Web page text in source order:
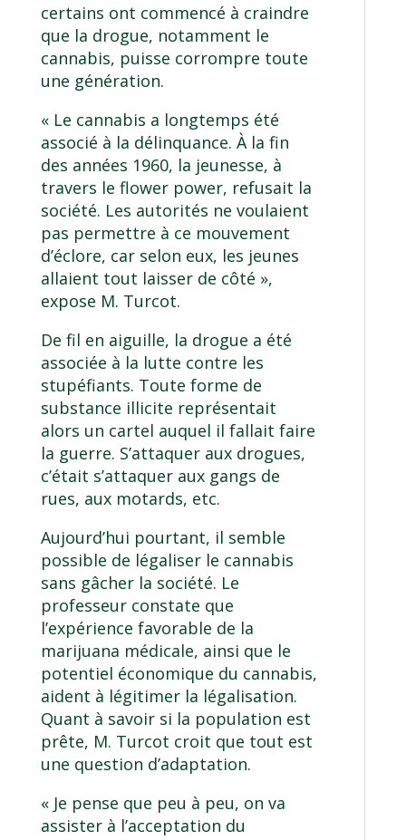
certains ont commencé à craindre
que la drogue, notamment le
cannabis, puisse corrompre toute
une génération.
« Le cannabis a longtemps été
associé à la délinquance. À la fin
des années 1960, la jeunesse, à
travers le flower power, refusait la
société. Les autorités ne voulaient
pas permettre à ce mouvement
d’éclore, car selon eux, les jeunes
allaient tout laisser de côté »,
expose M. Turcot.
De fil en aiguille, la drogue a été
associée à la lutte contre les
stupéfiants. Toute forme de
substance illicite représentait
alors un cartel auquel il fallait faire
la guerre. S’attaquer aux drogues,
c’était s’attaquer aux gangs de
rues, aux motards, etc.
Aujourd’hui pourtant, il semble
possible de légaliser le cannabis
sans gâcher la société. Le
professeur constate que
l’expérience favorable de la
marijuana médicale, ainsi que le
potentiel économique du cannabis,
aident à légitimer la légalisation.
Quant à savoir si la population est
prête, M. Turcot croit que tout est
une question d’adaptation.
« Je pense que peu à peu, on va
assister à l’acceptation du